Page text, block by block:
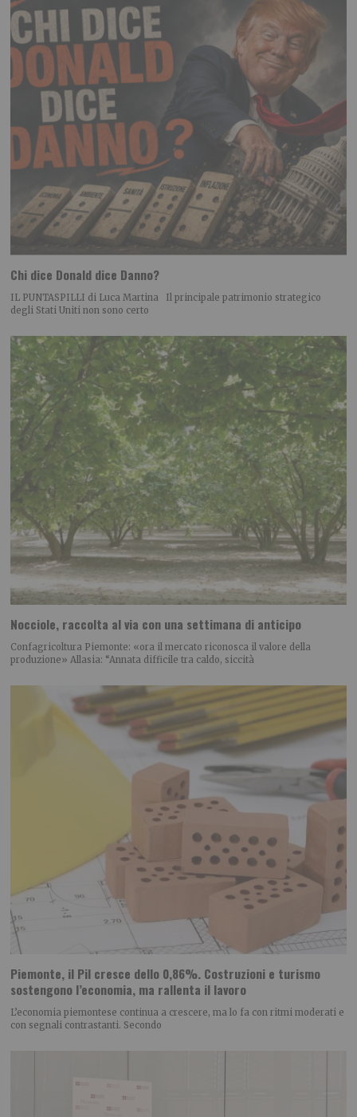
Chi dice Donald dice Danno?
IL PUNTASPILLI di Luca Martina Il principale patrimonio strategico
degli Stati Uniti non sono certo
Nocciole, raccolta al via con una settimana di anticipo
Confagricoltura Piemonte: «ora il mercato riconosca il valore della
produzione» Allasia: “Annata difficile tra caldo, siccità
Piemonte, il Pil cresce dello 0,86%. Costruzioni e turismo
sostengono l’economia, ma rallenta il lavoro
L’economia piemontese continua a crescere, ma lo fa con ritmi moderati e
con segnali contrastanti. Secondo